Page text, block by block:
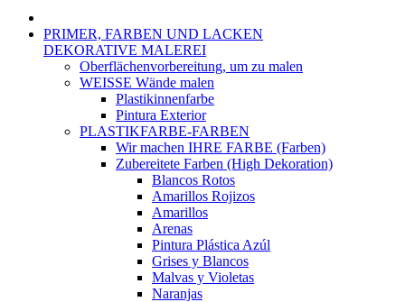
PRIMER, FARBEN UND LACKEN
DEKORATIVE MALEREI
Oberflächenvorbereitung, um zu malen
WEISSE Wände malen
Plastikinnenfarbe
Pintura Exterior
PLASTIKFARBE-FARBEN
Wir machen IHRE FARBE (Farben)
Zubereitete Farben (High Dekoration)
Blancos Rotos
Amarillos Rojizos
Amarillos
Arenas
Pintura Plástica Azúl
Grises y Blancos
Malvas y Violetas
Naranjas